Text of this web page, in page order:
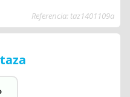
Referencia: taz1401109a